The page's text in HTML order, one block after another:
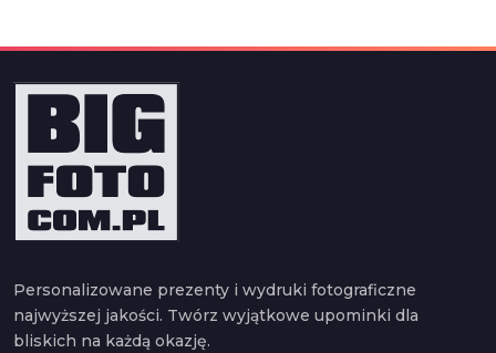
Personalizowane prezenty i wydruki fotograficzne
najwyższej jakości. Twórz wyjątkowe upominki dla
bliskich na każdą okazję.